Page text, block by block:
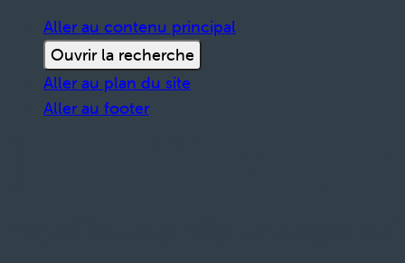
Aller au contenu principal
Ouvrir la recherche
Aller au plan du site
Aller au footer